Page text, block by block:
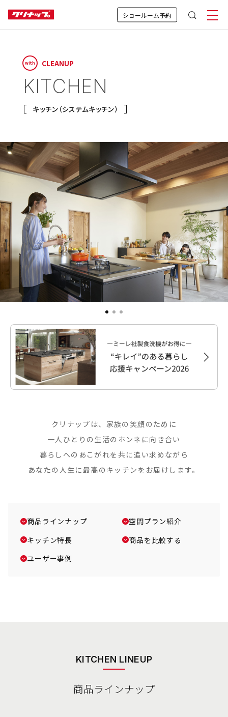
ショールーム予約
with CLEANUP
KITCHEN
キッチン（システムキッチン）
クリナップは、家族の笑顔のために
一人ひとりの生活のホンネに向き合い
暮らしへのあこがれを共に追い求めながら
あなたの人生に最高のキッチンをお届けします。
商品ラインナップ
空間プラン紹介
キッチン特長
商品を比較する
ユーザー事例
KITCHEN LINEUP
商品ラインナップ